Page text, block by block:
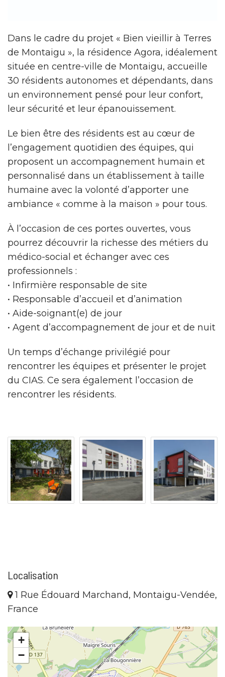
Dans le cadre du projet « Bien vieillir à Terres
de Montaigu », la résidence Agora, idéalement
située en centre-ville de Montaigu, accueille
30 résidents autonomes et dépendants, dans
un environnement pensé pour leur confort,
leur sécurité et leur épanouissement.
Le bien être des résidents est au cœur de
l’engagement quotidien des équipes, qui
proposent un accompagnement humain et
personnalisé dans un établissement à taille
humaine avec la volonté d’apporter une
ambiance « comme à la maison » pour tous.
À l’occasion de ces portes ouvertes, vous
pourrez découvrir la richesse des métiers du
médico-social et échanger avec ces
professionnels :
• Infirmière responsable de site
• Responsable d’accueil et d’animation
• Aide-soignant(e) de jour
• Agent d’accompagnement de jour et de nuit
Un temps d’échange privilégié pour
rencontrer les équipes et présenter le projet
du CIAS. Ce sera également l’occasion de
rencontrer les résidents.
Localisation
1 Rue Édouard Marchand, Montaigu-Vendée,
France
+
−